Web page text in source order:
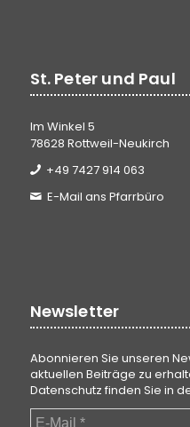
St. Peter und Paul
Im Winkel 5
78628 Rottweil-Neukirch
+49 7427 914 063
E-Mail ans Pfarrbüro
Newsletter
Abonnieren Sie unseren
aktuellen Beiträge zu
Datenschutz finden Sie in